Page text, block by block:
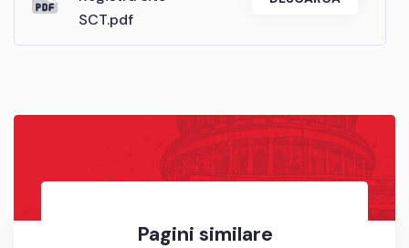
Pagini similare
SCT.pdf